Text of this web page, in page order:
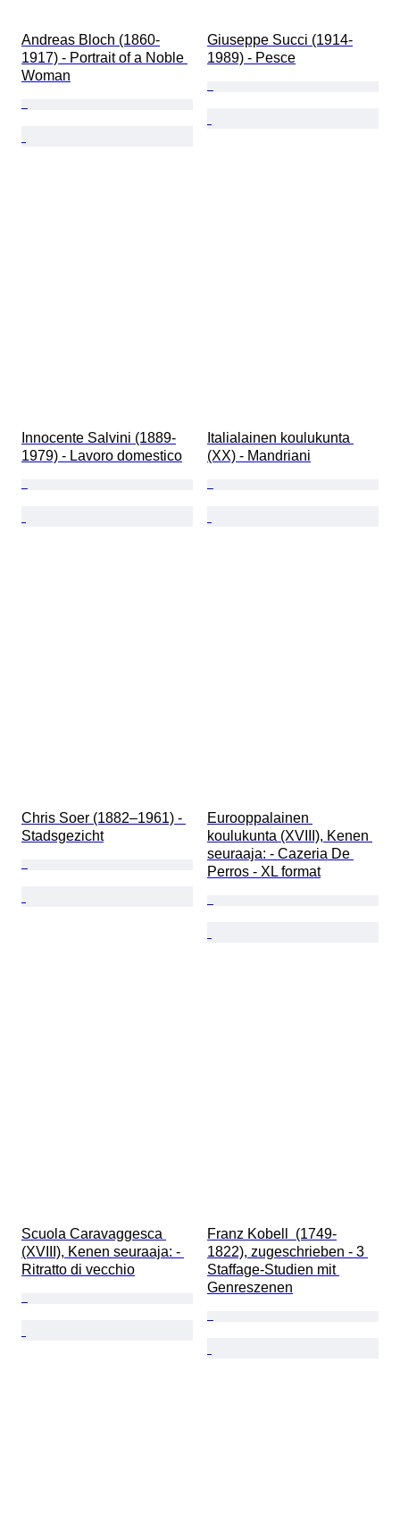
Andreas Bloch (1860-
1917) - Portrait of a Noble
Woman
Giuseppe Succi (1914-
1989) - Pesce
Innocente Salvini (1889-
1979) - Lavoro domestico
Italialainen koulukunta
(XX) - Mandriani
Chris Soer (1882–1961) -
Stadsgezicht
Eurooppalainen
koulukunta (XVIII), Kenen
seuraaja: - Cazeria De
Perros - XL format
Scuola Caravaggesca
(XVIII), Kenen seuraaja: -
Ritratto di vecchio
Franz Kobell  (1749-
1822), zugeschrieben - 3
Staffage-Studien mit
Genreszenen